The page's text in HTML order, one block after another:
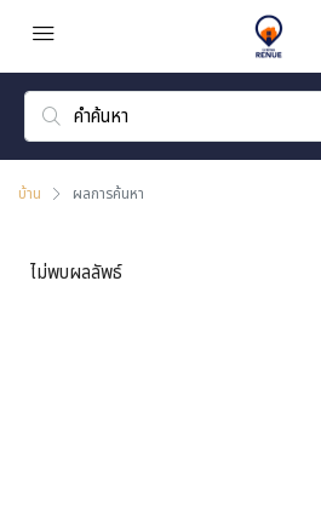
บ้าน ผลการค้นหา
ไม่พบผลลัพธ์